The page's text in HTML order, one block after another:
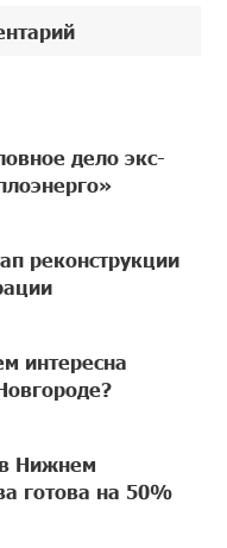
дело экс-
реконструкции
интересна
Нижнем
готова на 50%